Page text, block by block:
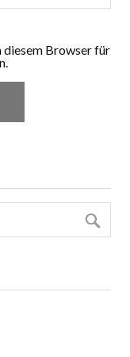
diesem Browser für